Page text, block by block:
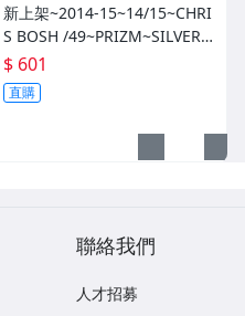
新上架~2014-15~14/15~CHRI
S BOSH /49~PRIZM~SILVER~
紅亮~低限量/49~1060114-1
$ 601
直購
聯絡我們
人才招募